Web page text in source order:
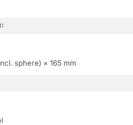
sphere) × 165 mm